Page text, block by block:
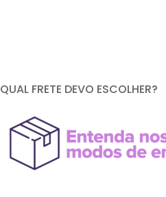
QUAL FRETE DEVO ESCOLHER?